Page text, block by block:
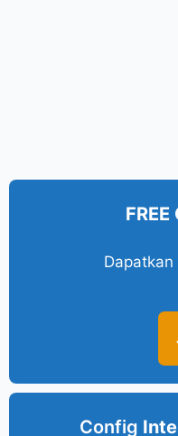
Dapatkan
Config